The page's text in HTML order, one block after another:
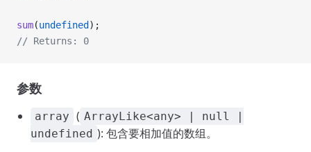
sum(undefined );
// Returns: 0
参数
array ( ArrayLike<any> | null |
undefined ): 包含要相加值的数组。